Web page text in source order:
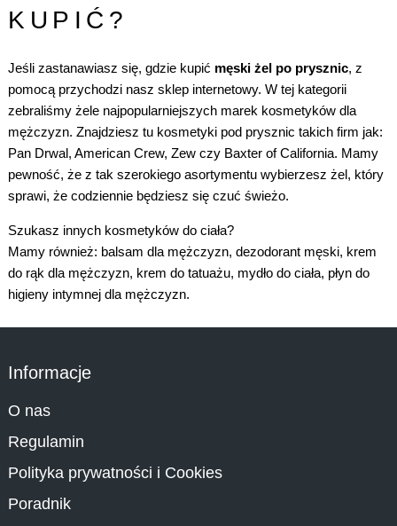
KUPIĆ?
Jeśli zastanawiasz się, gdzie kupić męski żel po prysznic, z
pomocą przychodzi nasz sklep internetowy. W tej kategorii
zebraliśmy żele najpopularniejszych marek kosmetyków dla
mężczyzn. Znajdziesz tu kosmetyki pod prysznic takich firm jak:
Pan Drwal, American Crew, Zewczy Baxter of California. Mamy
pewność, że z tak szerokiego asortymentu wybierzesz żel, który
sprawi, że codziennie będziesz się czuć świeżo.
Szukasz innych kosmetyków do ciała?
Mamy również: balsam dla mężczyzn, dezodorant męski, krem
do rąk dla mężczyzn, krem do tatuażu, mydło do ciała, płyn do
higieny intymnej dla mężczyzn.
Informacje
O nas
Regulamin
Polityka prywatności i Cookies
Poradnik